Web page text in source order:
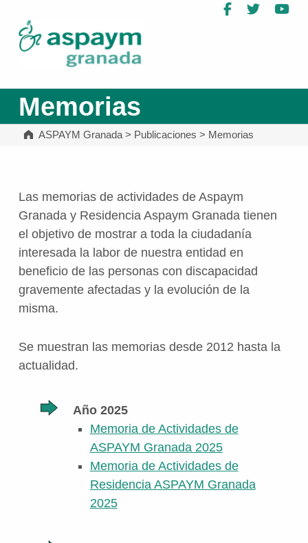
Facebook
Twitter
Memorias
ASPAYM Granada> Publicaciones > Memorias
Las memorias de actividades de Aspaym
Granada y Residencia Aspaym Granada tienen
el objetivo de mostrar a toda la ciudadanía
interesada la labor de nuestra entidad en
beneficio de las personas con discapacidad
gravemente afectadas y la evolución de la
misma.
Se muestran las memorias desde 2012 hasta la
actualidad.
Año 2025
Memoria de Actividades de
ASPAYM Granada 2025
Memoria de Actividades de
Residencia ASPAYM Granada
2025